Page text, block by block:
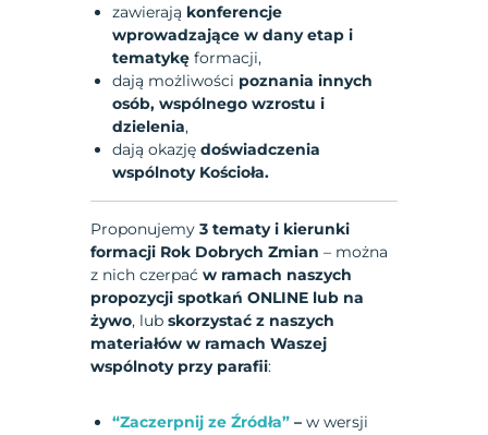
zawierają konferencje
wprowadzające w dany etap i
tematykę formacji,
dają możliwości poznania innych
osób, wspólnego wzrostu i
dzielenia,
dają okazjędoświadczenia
wspólnoty Kościoła.
Proponujemy3 tematy i kierunki
formacji Rok Dobrych Zmian – można
z nich czerpaćw ramach naszych
propozycji spotkań ONLINE lub na
żywo, lubskorzystać z naszych
materiałów w ramach Waszej
wspólnoty przy parafii:
“Zaczerpnij ze Źródła” – w wersji